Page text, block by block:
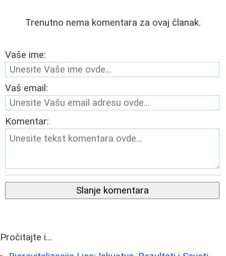
Trenutno nema komentara za ovaj članak.
Vaše ime:
Vaš email:
Komentar:
Slanje komentara
Pročitajte i...